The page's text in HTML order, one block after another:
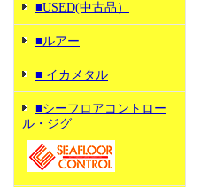
■USED(中古品）
■ルアー
■ イカメタル
■シーフロアコントロー
ル・ジグ